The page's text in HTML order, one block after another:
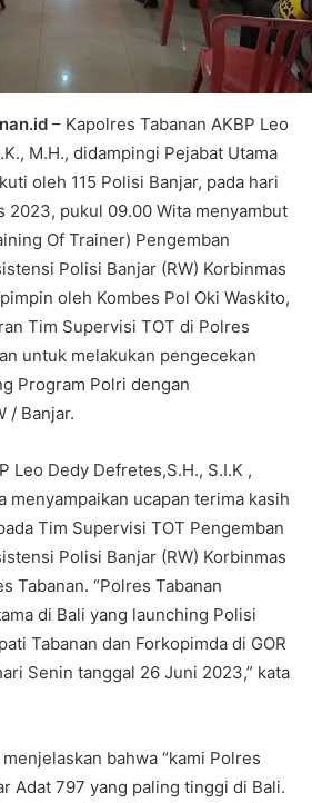
– Kapolres Tabanan AKBP Leo
M.H., didampingi Pejabat Utama
oleh 115 Polisi Banjar, pada hari
2023, pukul 09.00 Wita menyambut
Of Trainer) Pengemban
Polisi Banjar (RW) Korbinmas
oleh Kombes Pol Oki Waskito,
Tim Supervisi TOT di Polres
untuk melakukan pengecekan
Program Polri dengan
/ Banjar.
Leo Dedy Defretes,S.H., S.I.K ,
menyampaikan ucapan terima kasih
Tim Supervisi TOT Pengemban
Polisi Banjar (RW) Korbinmas
Tabanan. “Polres Tabanan
di Bali yang launching Polisi
Tabanan dan Forkopimda di GOR
Senin tanggal 26 Juni 2023,” kata
bahwa “kami Polres
Adat 797 yang paling tinggi di Bali.